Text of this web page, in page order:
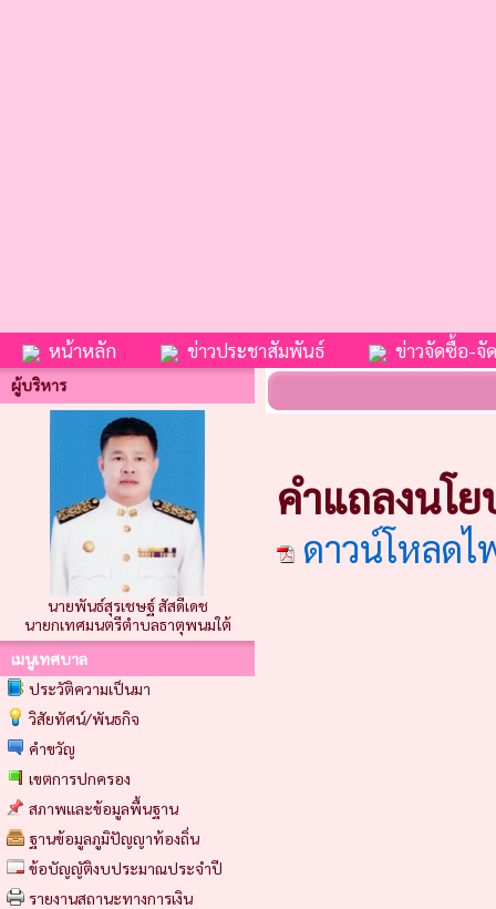
หน้าหลัก ข่าวประชาสัมพันธ์ ข่าวจัดซื้อ-จั
ผู้บริหาร
นายพันธ์สุรเชษฐ์ สัสดีเดช
นายกเทศมนตรีตำบลธาตุพนมใต้
เมนูเทศบาล
ประวัติความเป็นมา
วิสัยทัศน์/พันธกิจ
คำขวัญ
เขตการปกครอง
สภาพและข้อมูลพื้นฐาน
ฐานข้อมูลภูมิปัญญาท้องถิ่น
ข้อบัญญัติงบประมาณประจำปี
รายงานสถานะทางการเงิน
คำแถลงนโ
ดาวน์โหลด